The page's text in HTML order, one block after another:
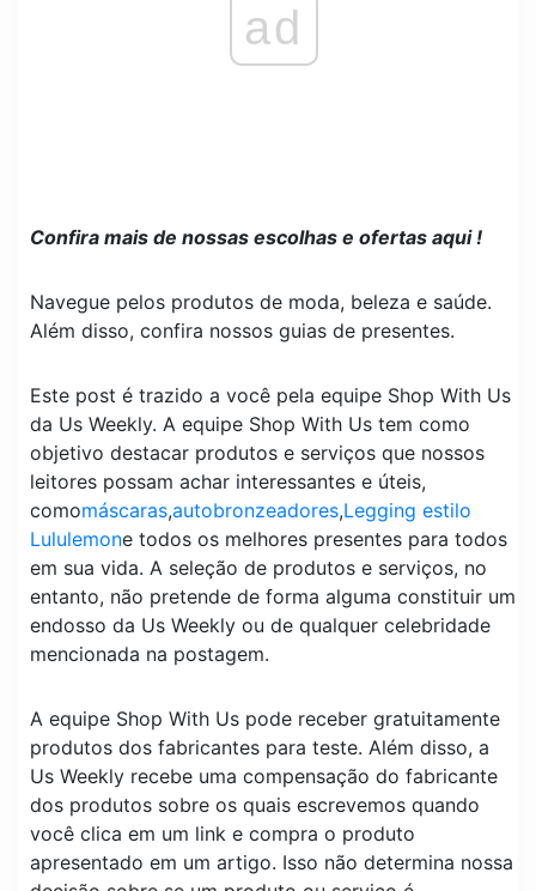
ad
Confira mais de nossas escolhas e ofertas aqui !
Navegue pelos produtos de moda, beleza e saúde.
Além disso, confira nossos guias de presentes.
Este post é trazido a você pela equipe Shop With Us
da Us Weekly. A equipe Shop With Us tem como
objetivo destacar produtos e serviços que nossos
leitores possam achar interessantes e úteis,
comomáscaras,autobronzeadores,Legging estilo
Lululemone todos os melhores presentes para todos
em sua vida. A seleção de produtos e serviços, no
entanto, não pretende de forma alguma constituir um
endosso da Us Weekly ou de qualquer celebridade
mencionada na postagem.
A equipe Shop With Us pode receber gratuitamente
produtos dos fabricantes para teste. Além disso, a
Us Weekly recebe uma compensação do fabricante
dos produtos sobre os quais escrevemos quando
você clica em um link e compra o produto
apresentado em um artigo. Isso não determina nossa